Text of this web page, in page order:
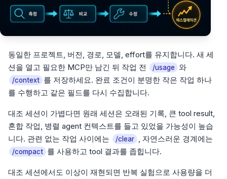
동일한 프로젝트, 버전, 경로, 모델, effort를 유지합니다. 새 세
션을 열고 필요한 MCP만 남긴 뒤 작업 전
/usage 와
/context 를 저장하세요. 완료 조건이 분명한 작은 작업 하나
를 수행하고 같은 필드를 다시 수집합니다.
대조 세션이 가볍다면 원래 세션은 오래된 기록, 큰 tool result,
혼합 작업, 병렬 agent 컨텍스트를 들고 있었을 가능성이 높습
니다. 관련 없는 작업 사이에는
/clear , 자연스러운 경계에는
/compact 를 사용하고 tool 결과를 좁힙니다.
대조 세션에서도 이상이 재현되면 반복 실험으로 사용량을 더